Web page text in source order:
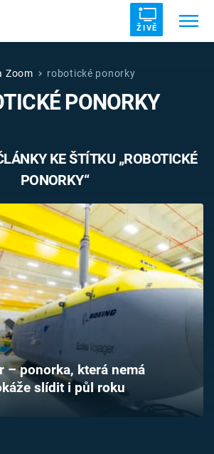
ŽIVĚ
UFO DRUHÁ SVĚTOVÁ VÁLKA
DÁVNOVĚKU
Zoom robotické ponorky
PONORKY
KE ŠTÍTKU „ROBOTICKÉ
PONORKY“
– ponorka, která nemá
slídit i půl roku